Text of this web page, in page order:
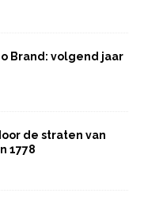
Brand: volgend jaar
de straten van
1778